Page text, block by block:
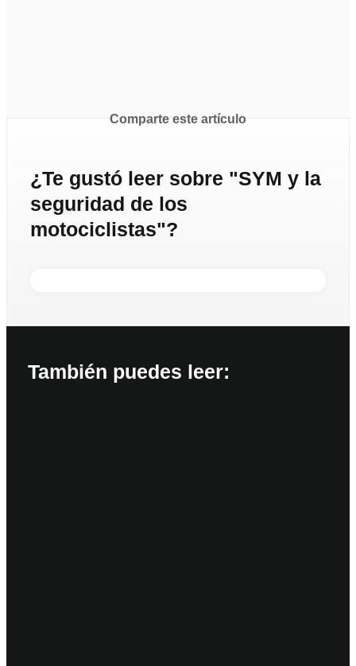
Comparte este artículo
¿Te gustó leer sobre "SYM y la
seguridad de los
motociclistas"?
También puedes leer: